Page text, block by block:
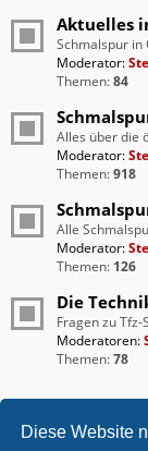
Diese Website
Aktuelles
Schmalspur in
Moderator:
Themen:84
Alles über die
Moderator:
Themen:918
Alle
Moderator:
Themen: 126
Die
Fragen zu
Moderatoren:
Themen:78